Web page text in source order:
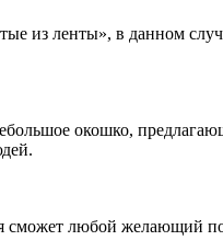
из ленты», в данном
окошко,
сможет любой желающий